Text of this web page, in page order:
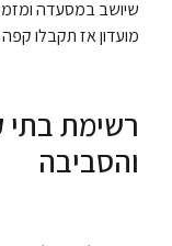
מועדון אז תקבלו קפה
רשימת בתי
והסביבה